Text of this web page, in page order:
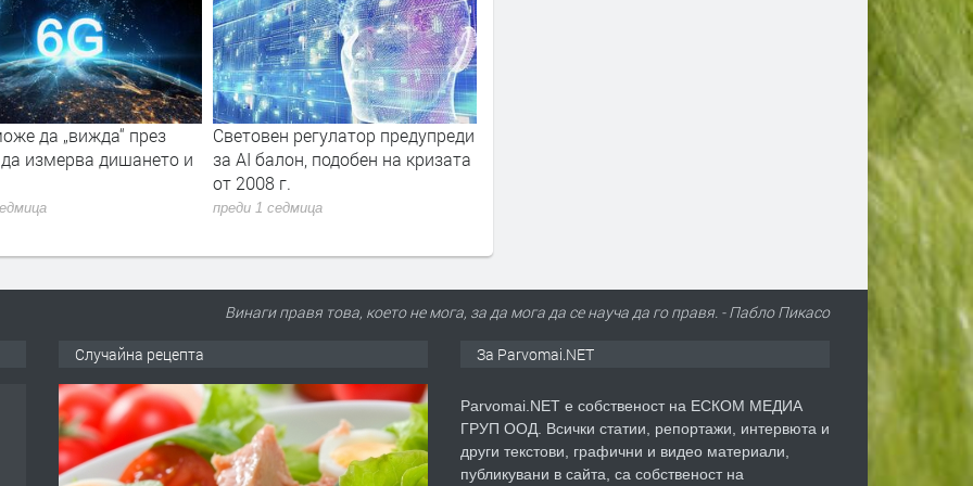
да „вижда“ през
измерва дишането и
Световен регулатор предупреди
за AI балон, подобен на кризата
от 2008 г.
преди 1 седмица
Питейна вода от морето:
трябва да знаем за
обезсоляването
преди 1 седмица
Винаги правя това, което не мога, за да мога да се науча да го правя. - Пабло Пикасо
Случайна рецепта За Parvomai.NET
Parvomai.NET е собственост на ЕСКОМ МЕДИА
ГРУП ООД. Всички статии, репортажи, интервюта и
други текстови, графични и видео материали,
публикувани в сайта, са собственост на